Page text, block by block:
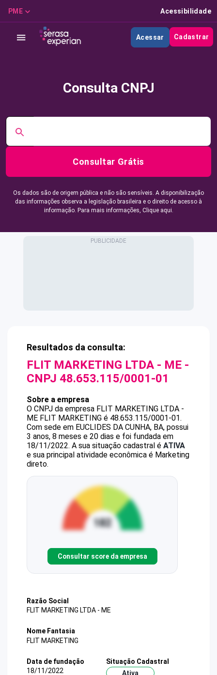
PME Acessibilidade
Acessar Cadastrar
Consulta CNPJ
Consultar Grátis
Os dados são de origem pública e não são sensíveis. A disponibilização
das informações observa a legislação brasileira e o direito de acesso à
informação. Para mais informações, Clique aqui.
Resultados da consulta:
FLIT MARKETING LTDA - ME -
CNPJ 48.653.115/0001-01
Sobre a empresa
O CNPJ da empresa FLIT MARKETING LTDA -
ME FLIT MARKETING é 48.653.115/0001-01.
Com sede em EUCLIDES DA CUNHA, BA, possui
3 anos, 8 meses e 20 dias e foi fundada em
18/11/2022. A sua situação cadastral é ATIVA
e sua principal atividade econômica é Marketing
direto.
Consultar score da empresa
Razão Social
FLIT MARKETING LTDA - ME
Nome Fantasia
FLIT MARKETING
Data de fundação
18/11/2022
Situação Cadastral
Ativa